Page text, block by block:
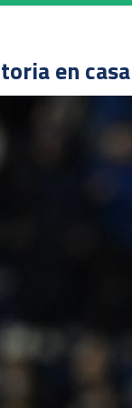
en